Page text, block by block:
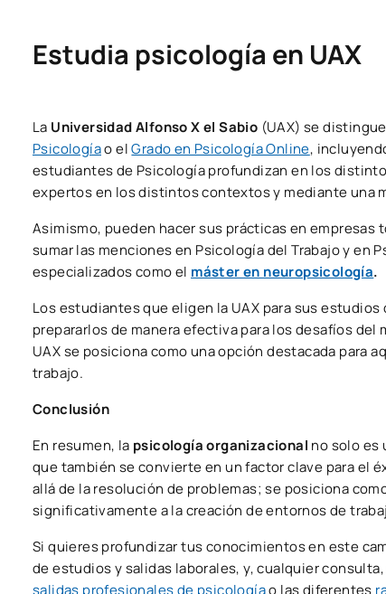
Estudia psicología en UAX
La Universidad Alfonso X el Sabio (UAX) se
Psicologíao elGrado en Psicología Online,
estudiantes de Psicología profundizan en los
expertos en los distintos contextos y mediante una
Asimismo, pueden hacer sus prácticas en empresas
sumar las menciones en Psicología del Trabajo y en
especializados como el máster en neuropsicología.
Los estudiantes que eligen la UAX para sus
prepararlos de manera efectiva para los desafíos
UAX se posiciona como una opción destacada para
trabajo.
Conclusión
En resumen, la psicología organizacional no solo es
que también se convierte en un factor clave para el
allá de la resolución de problemas; se posiciona
significativamente a la creación de entornos de
Si quieres profundizar tus conocimientos en este
de estudios y salidas laborales, y, cualquier
salidas profesionales de psicologíao las diferentes